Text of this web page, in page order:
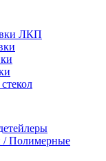
ЛКП
/ Полимерные